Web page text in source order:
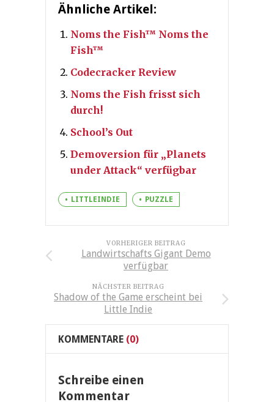
Ähnliche Artikel:
Noms the Fish™ Noms the
Fish™
Codecracker Review
Noms the Fish frisst sich
durch!
School’s Out
Demoversion für „Planets
under Attack“ verfügbar
LITTLEINDIE PUZZLE
VORHERIGER BEITRAG
Landwirtschafts Gigant Demo
verfügbar
NÄCHSTER BEITRAG
Shadow of the Game erscheint bei
Little Indie
KOMMENTARE (0)
Schreibe einen
Kommentar